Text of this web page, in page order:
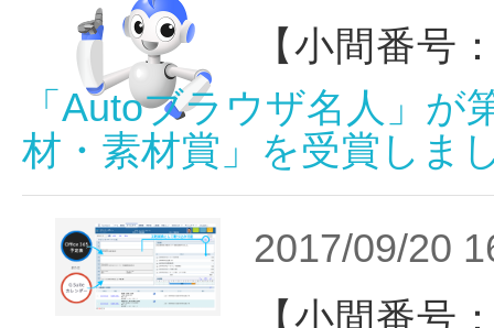
【小間番号
「Autoブラウザ名人」
材・素材賞」を受賞しま
2017/09/20
【小間番号